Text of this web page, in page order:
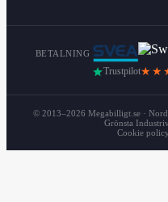
BETALNING
Trustpilot
© 2013–2026 Megabilligt.se ·
Grönsta
Cookie policy